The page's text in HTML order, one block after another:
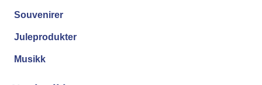
Souvenirer
Juleprodukter
Musikk